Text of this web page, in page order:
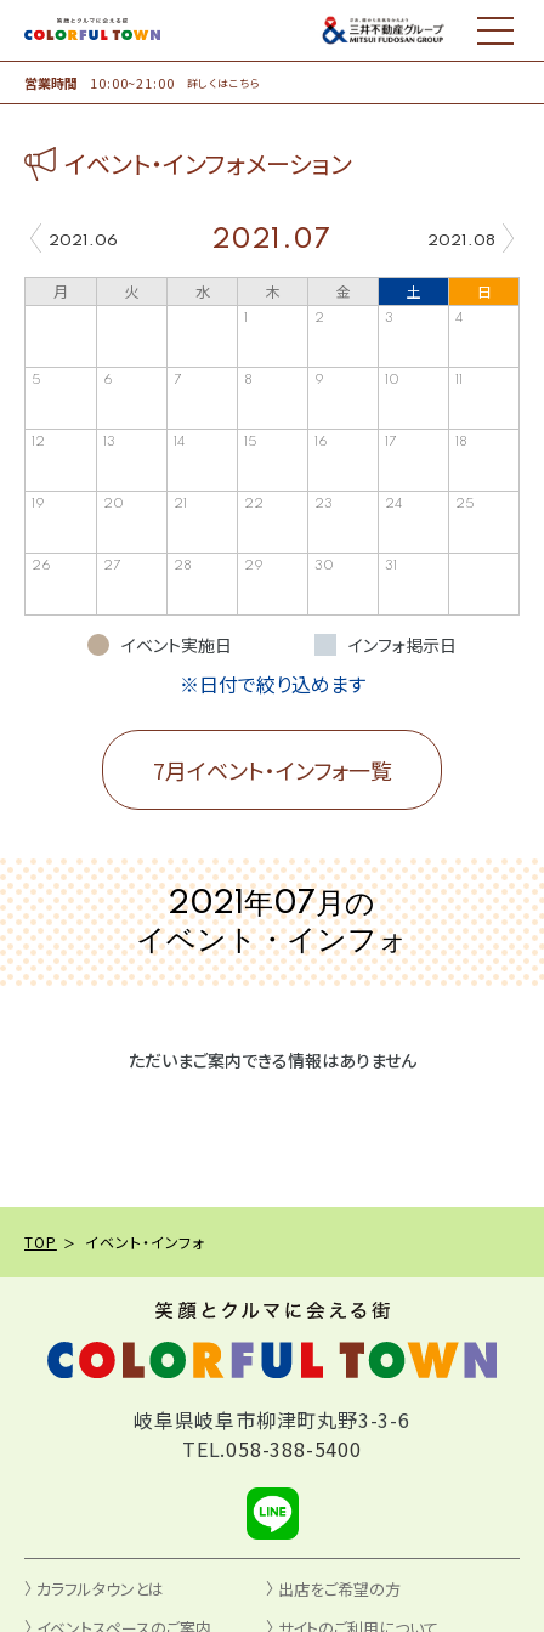
MENU
営業時間 10:00~21:00 詳しくはこちら
イベント・インフォメーション
2021.06 2021.08
2021.07
月 火 水 木 金 土 日
1 2 3 4
5 6 7 8 9 10 11
12 13 14 15 16 17 18
19 20 21 22 23 24 25
26 27 28 29 30 31
イベント実施日 インフォ掲示日
※日付で絞り込めます
7月イベント・インフォ一覧
2021年07月の
イベント・インフォ
ただいまご案内できる情報はありません
TOP イベント・インフォ
岐阜県岐阜市柳津町丸野3-3-6
TEL.058-388-5400
カラフルタウンとは
出店をご希望の方